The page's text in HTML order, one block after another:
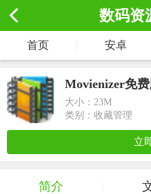
数码资
首页 安卓
Movienizer免
大小： 23M
类别：收藏管理
立
简介